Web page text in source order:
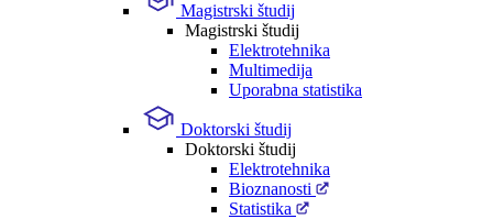
Magistrski študij
Magistrski študij
Elektrotehnika
Multimedija
Uporabna statistika
Doktorski študij
Doktorski študij
Elektrotehnika
Bioznanosti
Statistika